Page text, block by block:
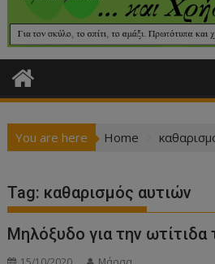
You are here Home
Tag: καθαρισμός αυτιών
Μηλόξυδο για την ωτίτιδα